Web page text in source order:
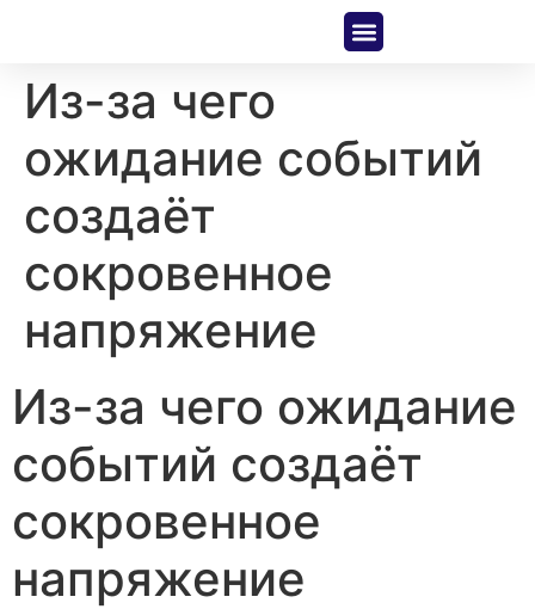
Из-за чего
ожидание событий
создаёт
сокровенное
напряжение
Из-за чего ожидание
событий создаёт
сокровенное
напряжение